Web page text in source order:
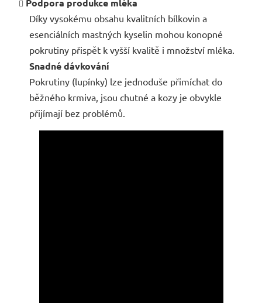
Díky vysokému obsahu kvalitních bílkovin a
esenciálních mastných kyselin mohou konopné
pokrutiny přispět k vyšší kvalitě i množství mléka.
Snadné dávkování
Pokrutiny (lupínky) lze jednoduše přimíchat do
běžného krmiva, jsou chutné a kozy je obvykle
přijímají bez problémů.